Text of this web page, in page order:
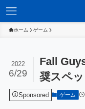
ホーム ゲーム
Fall
奨スペッ
2022
6/29
Sponsored ゲーム